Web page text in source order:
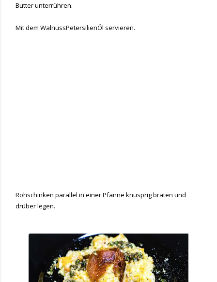
Butter unterrühren.
Mit dem WalnussPetersilienÖl servieren.
Rohschinken parallel in einer Pfanne knusprig braten und
drüber legen.